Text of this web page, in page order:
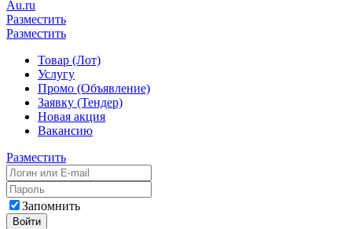
Au.ru
Разместить
Разместить
Товар (Лот)
Услугу
Промо (Объявление)
Заявку (Тендер)
Новая акция
Вакансию
Разместить
Запомнить
Войти